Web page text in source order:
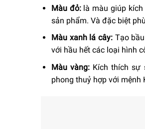
Màu đỏ:là màu giúp kích
sản phẩm. Và đặc biệt
Màu xanh lá cây:Tạo
với hầu hết các loại hình
Màu vàng:Kích thích sự
phong thuỷ hợp với mệnh